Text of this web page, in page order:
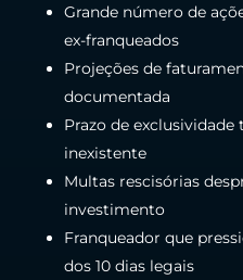
Grande número de
ex-franqueados
Projeções de
documentada
Prazo de
inexistente
Multas rescisórias
investimento
Franqueador que
dos 10 dias legais